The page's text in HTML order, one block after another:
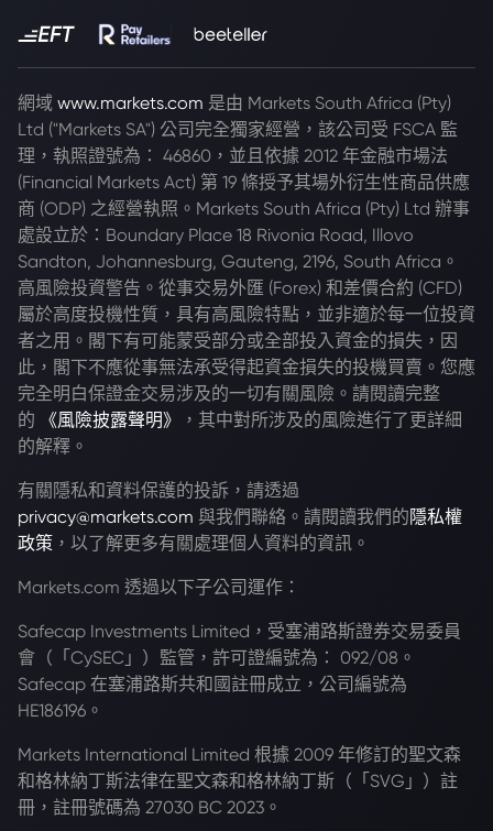
網域 www.markets.com 是由 Markets South Africa (Pty)
Ltd ("Markets SA") 公司完全獨家經營，該公司受 FSCA 監
理，執照證號為： 46860，並且依據 2012 年金融市場法
(Financial Markets Act) 第 19 條授予其場外衍生性商品供應
商 (ODP) 之經營執照。Markets South Africa (Pty) Ltd 辦事
處設立於：Boundary Place 18 Rivonia Road, Illovo
Sandton, Johannesburg, Gauteng, 2196, South Africa。
高風險投資警告。從事交易外匯 (Forex) 和差價合約 (CFD)
屬於高度投機性質，具有高風險特點，並非適於每一位投資
者之用。閣下有可能蒙受部分或全部投入資金的損失，因
此，閣下不應從事無法承受得起資金損失的投機買賣。您應
完全明白保證金交易涉及的一切有關風險。請閱讀完整
的
《風險披露聲明》
，其中對所涉及的風險進行了更詳細
的解釋。
有關隱私和資料保護的投訴，請透過
privacy@markets.com 與我們聯絡。請閱讀我們的 隱私權
政策 ，以了解更多有關處理個人資料的資訊。
Markets.com 透過以下子公司運作：
Safecap Investments Limited，受塞浦路斯證券交易委員
會（「CySEC」）監管，許可證編號為： 092/08。
Safecap 在塞浦路斯共和國註冊成立，公司編號為
HE186196。
Markets International Limited 根據 2009 年修訂的聖文森
和格林納丁斯法律在聖文森和格林納丁斯（「SVG」）註
冊，註冊號碼為 27030 BC 2023。